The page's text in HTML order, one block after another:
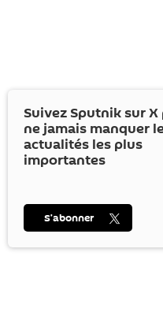
Suivez Sputnik surX
ne jamais manquer
actualités les plus
importantes
S’abonner